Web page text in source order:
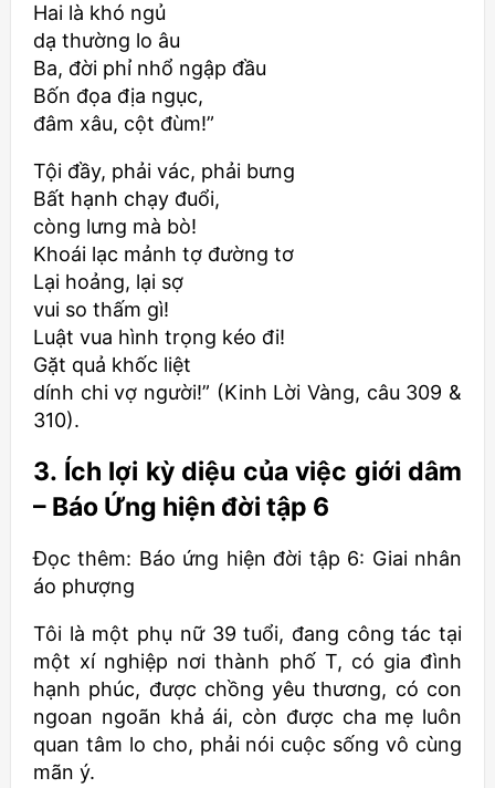
Hai là khó ngủ
dạ thường lo âu
Ba, đời phỉ nhổ ngập đầu
Bốn đọa địa ngục,
đâm xâu, cột đùm!”
Tội đầy, phải vác, phải bưng
Bất hạnh chạy đuổi,
còng lưng mà bò!
Khoái lạc mảnh tợ đường tơ
Lại hoảng, lại sợ
vui so thấm gì!
Luật vua hình trọng kéo đi!
Gặt quả khốc liệt
dính chi vợ người!” (Kinh Lời Vàng, câu 309 &
310).
3. Ích lợi kỳ diệu của việc giới dâm
– Báo Ứng hiện đời tập 6
Đọc thêm: Báo ứng hiện đời tập 6: Giai nhân
áo phượng
Tôi là một phụ nữ 39 tuổi, đang công tác tại
một xí nghiệp nơi thành phố T, có gia đình
hạnh phúc, được chồng yêu thương, có con
ngoan ngoãn khả ái, còn được cha mẹ luôn
quan tâm lo cho, phải nói cuộc sống vô cùng
mãn ý.